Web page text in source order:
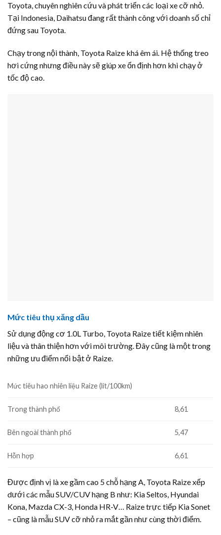
Toyota, chuyên nghiên cứu và phát triển các loại xe cỡ nhỏ.
Tại Indonesia, Daihatsu đang rất thành công với doanh số chỉ
đứng sau Toyota.
Chạy trong nội thành, Toyota Raize khá êm ái. Hệ thống treo
hơi cứng nhưng điều này sẽ giúp xe ổn định hơn khi chạy ở
tốc độ cao.
Mức tiêu thụ xăng dầu
Sử dụng động cơ 1.0L Turbo, Toyota Raize tiết kiệm nhiên
liệu và thân thiện hơn với môi trường. Đây cũng là một trong
những ưu điểm nổi bật ở Raize.
Mức tiêu hao nhiên liệu Raize (lít/100km)
Trong thành phố 8,61
Bên ngoài thành phố 5,47
Hỗn hợp 6,61
Được định vị là xe gầm cao 5 chỗ hạng A, Toyota Raize xếp
dưới các mẫu SUV/CUV hạng B như: Kia Seltos, Hyundai
Kona, Mazda CX-3, Honda HR-V… Raize trực tiếp Kia Sonet
– cũng là mẫu SUV cỡ nhỏ ra mắt gần như cùng thời điểm.